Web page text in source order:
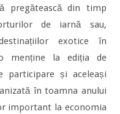
pregătească din timp
de iarnă sau,
exotice în
menține la ediția de
participare și aceleași
în toamna anului
important la economia